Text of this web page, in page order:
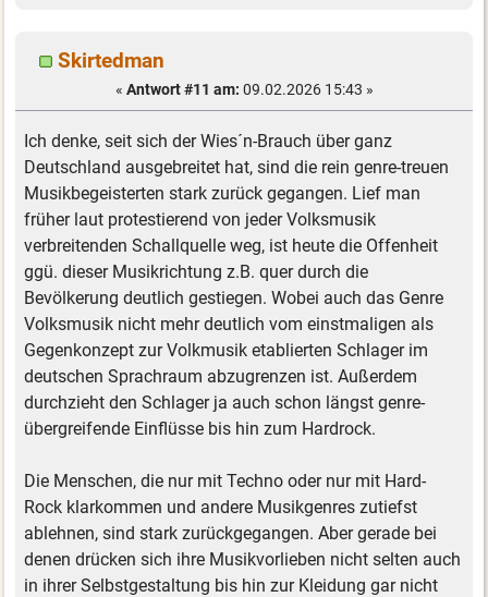
Skirtedman
« Antwort #11 am: 09.02.2026 15:43 »
Ich denke, seit sich der Wies´n-Brauch über ganz
Deutschland ausgebreitet hat, sind die rein genre-treuen
Musikbegeisterten stark zurück gegangen. Lief man
früher laut protestierend von jeder Volksmusik
verbreitenden Schallquelle weg, ist heute die Offenheit
ggü. dieser Musikrichtung z.B. quer durch die
Bevölkerung deutlich gestiegen. Wobei auch das Genre
Volksmusik nicht mehr deutlich vom einstmaligen als
Gegenkonzept zur Volkmusik etablierten Schlager im
deutschen Sprachraum abzugrenzen ist. Außerdem
durchzieht den Schlager ja auch schon längst genre-
übergreifende Einflüsse bis hin zum Hardrock.
Die Menschen, die nur mit Techno oder nur mit Hard-
Rock klarkommen und andere Musikgenres zutiefst
ablehnen, sind stark zurückgegangen. Aber gerade bei
denen drücken sich ihre Musikvorlieben nicht selten auch
in ihrer Selbstgestaltung bis hin zur Kleidung gar nicht